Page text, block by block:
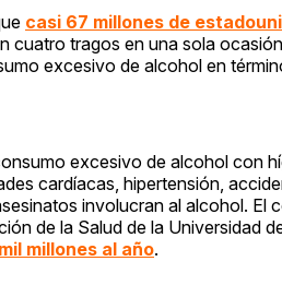
casi 67 millones de
cuatro tragos en una sola
excesivo de alcohol en
excesivo de alcohol con
cardíacas, hipertensión,
involucran al alcohol.
de la Salud de la Universidad
millones al año.